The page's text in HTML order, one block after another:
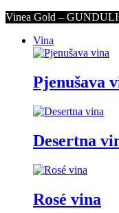
Vinea Gold –
Vina
Pjenušava
Desertna
Rosé vina